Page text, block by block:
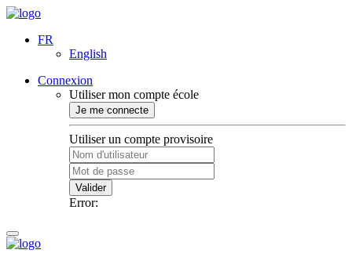
FR
English
Connexion
Utiliser mon compte école
Je me connecte
Utiliser un compte provisoire
Valider
Error: